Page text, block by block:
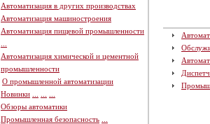
Автоматизация в других производствах
Автоматизация машиностроения
Автоматизация пищевой промышленности
Автоматизация химической и цементной
промышленности
О промышленной автоматизации
Новинки
Обзоры автоматики
Промышленная безопасность